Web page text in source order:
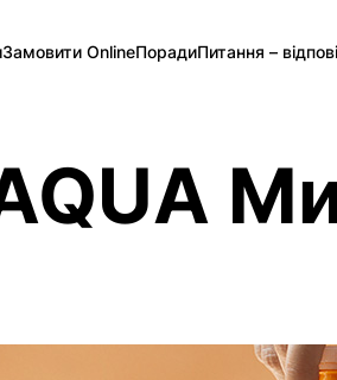
Замовити OnlineПорадиПитання –